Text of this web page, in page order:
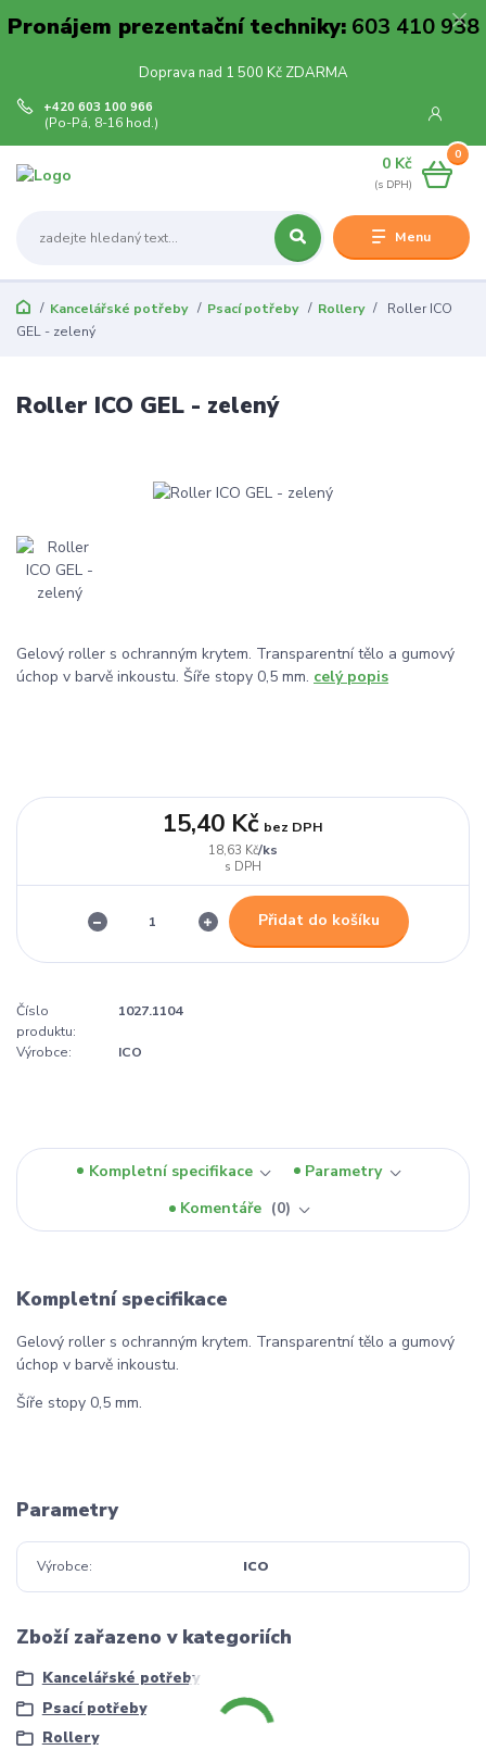
Pronájem prezentační techniky:603 410 938
Doprava nad 1 500 Kč ZDARMA
Menu
+420 603 100 966
(Po-Pá, 8-16 hod.)
0
0 Kč
Kancelářské potřeby Psací potřeby Rollery
Roller ICO
GEL - zelený
Roller ICO GEL - zelený
Gelový roller s ochranným krytem. Transparentní tělo a gumový
úchop v barvě inkoustu. Šíře stopy 0,5 mm. celý popis
18,63 Kč/ks
15,40 Kč bez DPH
Přidat do košíku
Číslo
produktu:
1027.1104
Výrobce: ICO
Kompletní specifikace
Parametry
Komentáře
0
Kompletní specifikace
Gelový roller s ochranným krytem. Transparentní tělo a gumový
úchop v barvě inkoustu.
Šíře stopy 0,5 mm.
Parametry
Výrobce ICO
Zboží zařazeno v kategoriích
Kancelářské potřeby
Psací potřeby
Rollery